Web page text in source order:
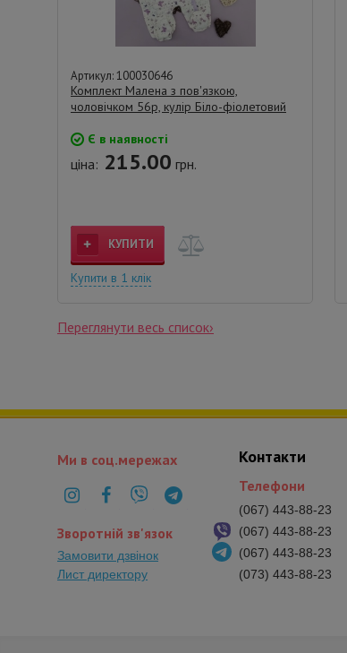
Артикул: 100030646
Комплект Малена з пов'язкою,
чоловічком 56р, кулір Біло-фіолетовий
Є в наявності
ціна: 215.00 грн.
КУПИТИ
Купити в 1 клік
Переглянути весь список›
Контакти
Телефони
(067) 443-88-23
(067) 443-88-23
(067) 443-88-23
(073) 443-88-23
Ми в соц.мережах
Зворотній зв'язок
Замовити дзвінок
Лист директору